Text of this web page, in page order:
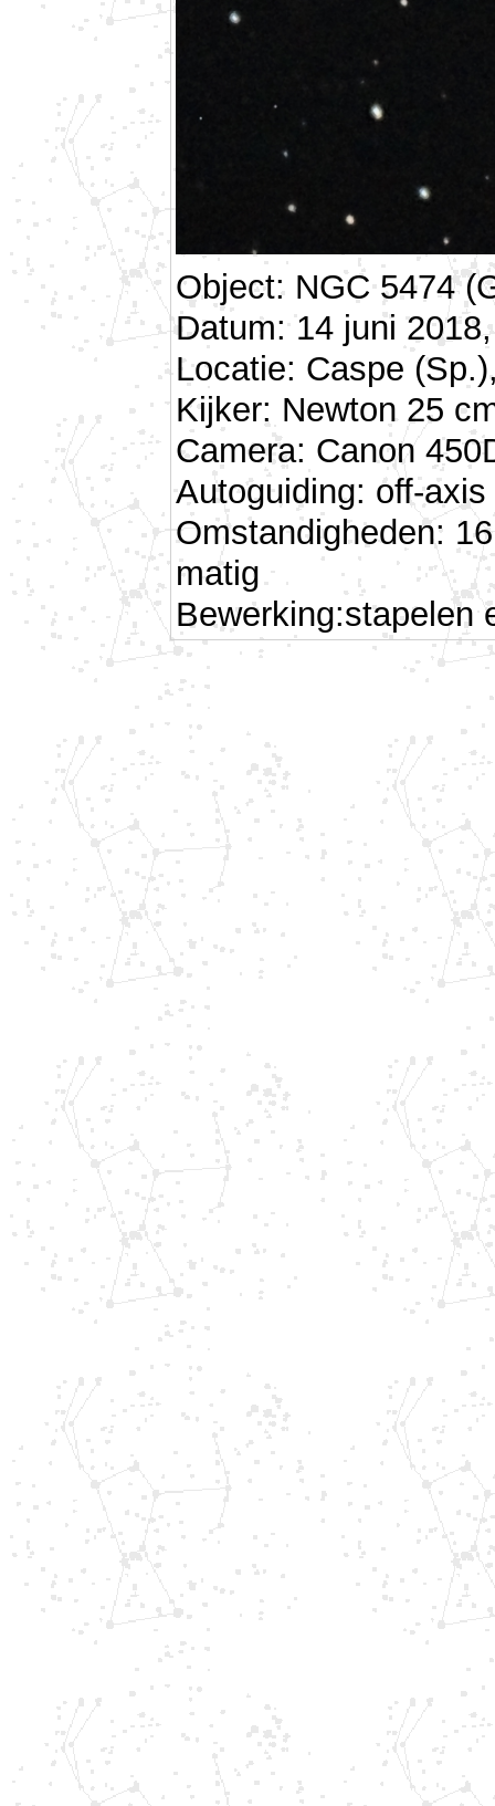
Object: NGC 5474
Datum: 14 juni
Locatie: Caspe
Kijker: Newton 25
Camera: Canon
Autoguiding: off-
Omstandigheden:
matig
Bewerking:stapelen